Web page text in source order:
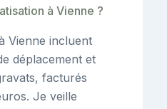
à Vienne ?
Vienne incluent
déplacement et
facturés
Je veille